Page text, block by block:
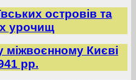
островів та
урочищ
міжвоєнному Києві
рр.